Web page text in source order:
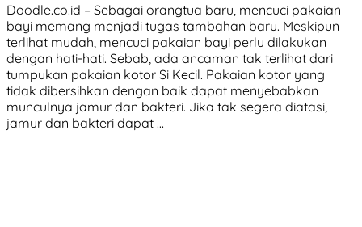
Doodle.co.id – Sebagai orangtua baru, mencuci pakaian
bayi memang menjadi tugas tambahan baru. Meskipun
terlihat mudah, mencuci pakaian bayi perlu dilakukan
dengan hati-hati. Sebab, ada ancaman tak terlihat dari
tumpukan pakaian kotor Si Kecil. Pakaian kotor yang
tidak dibersihkan dengan baik dapat menyebabkan
munculnya jamur dan bakteri. Jika tak segera diatasi,
jamur dan bakteri dapat …